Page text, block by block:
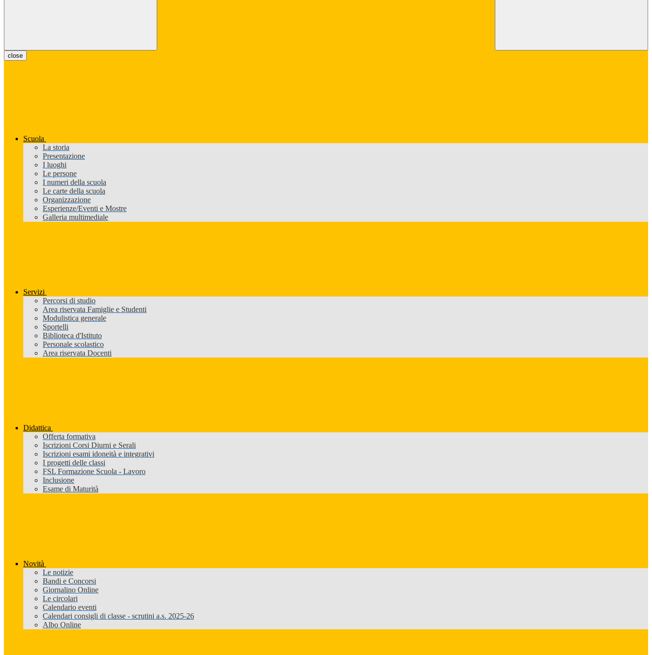
close
Scuola
La storia
Presentazione
I luoghi
Le persone
I numeri della scuola
Le carte della scuola
Organizzazione
Esperienze/Eventi e Mostre
Galleria multimediale
Servizi
Percorsi di studio
Area riservata Famiglie e Studenti
Modulistica generale
Sportelli
Biblioteca d'Istituto
Personale scolastico
Area riservata Docenti
Didattica
Offerta formativa
Iscrizioni Corsi Diurni e Serali
Iscrizioni esami idoneità e integrativi
I progetti delle classi
FSL Formazione Scuola - Lavoro
Inclusione
Esame di Maturità
Novità
Le notizie
Bandi e Concorsi
Giornalino Online
Le circolari
Calendario eventi
Calendari consigli di classe - scrutini a.s. 2025-26
Albo Online